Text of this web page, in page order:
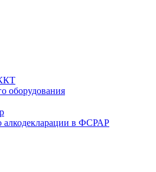
оборудования
в ФСРАР